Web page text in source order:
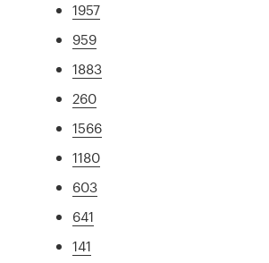
1957
959
1883
260
1566
1180
603
641
141